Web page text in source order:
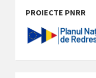
PROIECTE PNRR